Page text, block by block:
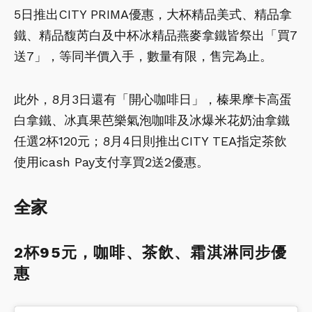
5日推出CITY PRIMA優惠，大杯精品美式、精品拿
鐵、精品馥芮白及中杯冰精品燕麥拿鐵皆祭出「買7
送7」，等同半價入手，數量有限，售完為止。
此外，8月3日還有「開心咖啡日」，榛果摩卡高蛋
白拿鐵、冰真果芭樂氣泡咖啡及冰爆米花奶油拿鐵
任選2杯120元；8月4日則推出CITY TEA指定茶飲
使用icash Pay支付享買2送2優惠。
全家
2杯95元，咖啡、茶飲、霜淇淋同步優
惠